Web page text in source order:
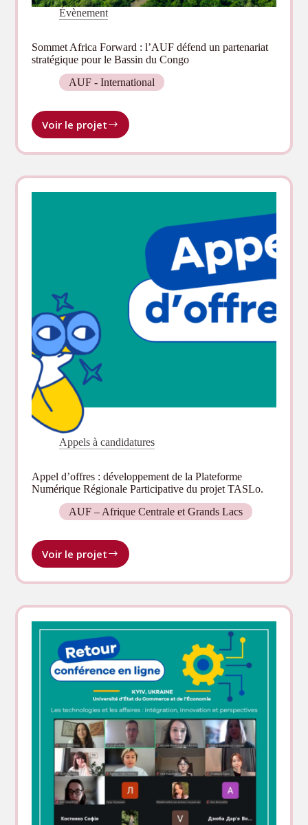
Évènement
Sommet Africa Forward : l’AUF défend un partenariat
stratégique pour le Bassin du Congo
AUF - International
Voir le projet
Sommet
Forward :
Appels à candidatures
Appel d’offres : développement de la Plateforme
Numérique Régionale Participative du projet TASLo.
AUF – Afrique Centrale et Grands Lacs
Voir le projet
Appel
développement
Plateforme
Numérique
Régionale
Participative
du
projet
TASLo.